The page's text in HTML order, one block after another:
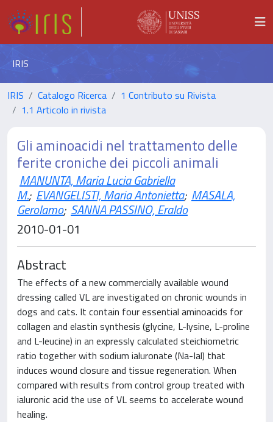
IRIS
IRIS Catalogo Ricerca
1 Contributo su Rivista
1.1 Articolo in rivista
Gli aminoacidi nel trattamento delle
ferite croniche dei piccoli animali
MANUNTA, Maria Lucia Gabriella
M.; EVANGELISTI, Maria Antonietta; MASALA,
Gerolamo; SANNA PASSINO, Eraldo
2010-01-01
Abstract
The effects of a new commercially available wound
dressing called VL are investigated on chronic wounds in
dogs and cats. It contain four essential aminoacids for
collagen and elastin synthesis (glycine, L-lysine, L-proline
and L-leucine) in an expressly calculated steichiometric
ratio together with sodium ialuronate (Na-Ial) that
induces wound closure and tissue regeneration. When
compared with results from control group treated with
ialuronic acid the use of VL seems to accelerate wound
healing.